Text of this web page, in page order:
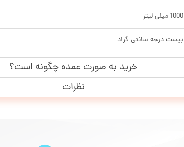
1000 میلی لیتر
بیست درجه سانتی گراد
خرید به صورت عمده چگونه است؟
نظرات